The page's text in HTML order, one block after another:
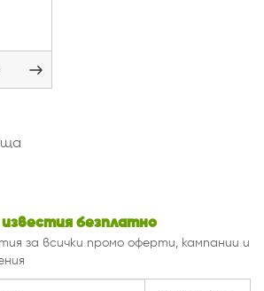
безплатно
за всички промо оферти, кампании и